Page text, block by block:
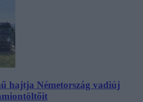
hajtja Németország vadiúj